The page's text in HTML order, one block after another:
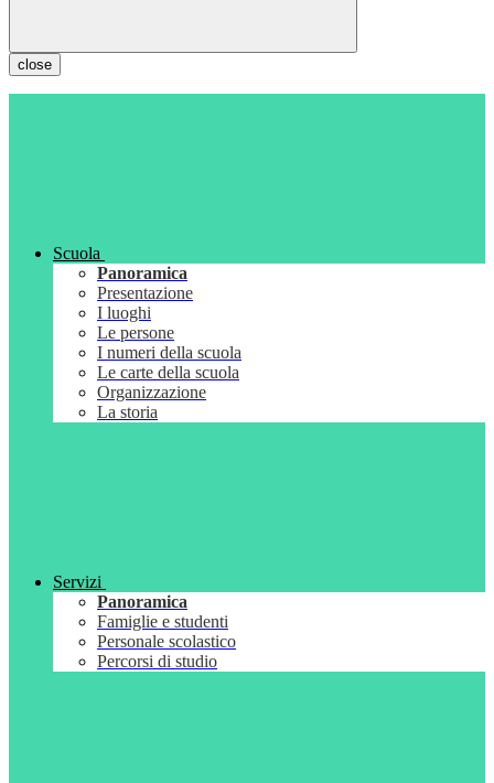
close
Scuola
Panoramica
Presentazione
I luoghi
Le persone
I numeri della scuola
Le carte della scuola
Organizzazione
La storia
Servizi
Panoramica
Famiglie e studenti
Personale scolastico
Percorsi di studio